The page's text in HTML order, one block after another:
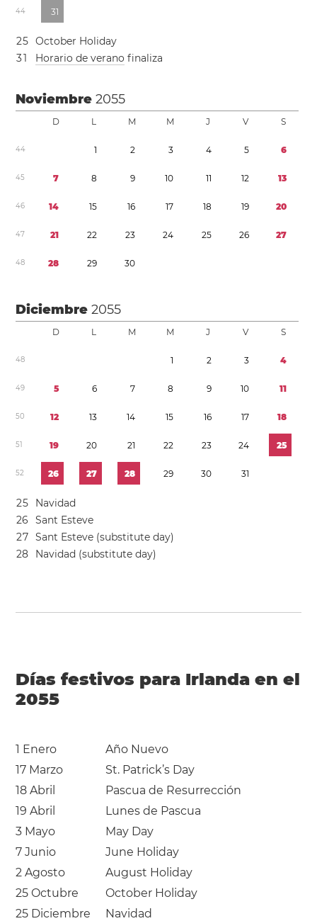
44 31
25 October Holiday
31 Horario de verano finaliza
Noviembre2055
D L M M J V S
44 1 2 3 4 5 6
45 7 8 9 10 11 12 13
46 14 15 16 17 18 19 20
47 21 22 23 24 25 26 27
48 28 29 30
Diciembre2055
D L M M J V S
48 1 2 3 4
49 5 6 7 8 9 10 11
50 12 13 14 15 16 17 18
51 19 20 21 22 23 24 25
52 26 27 28 29 30 31
25
Navidad
26
Sant Esteve
27 Sant Esteve (substitute day)
28 Navidad (substitute day)
Días festivos para Irlanda en el
2055
1 Enero
Año Nuevo
17 Marzo
St. Patrick’s Day
18 Abril
Pascua de Resurrección
19 Abril
Lunes de Pascua
3 Mayo
May Day
7 Junio
June Holiday
2 Agosto
August Holiday
25 Octubre
October Holiday
25 Diciembre
Navidad